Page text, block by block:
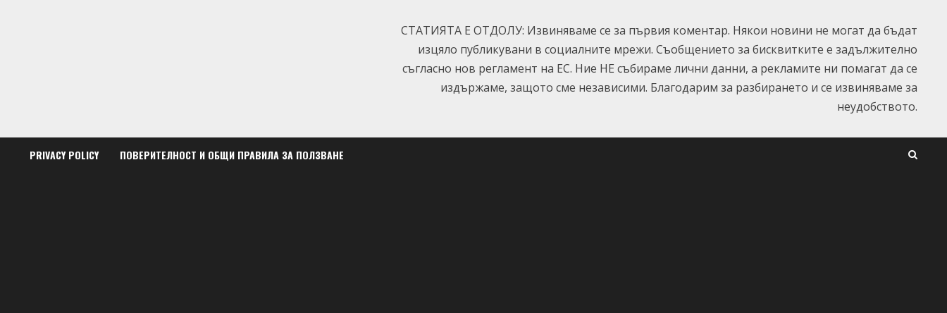
СТАТИЯТА Е ОТДОЛУ: Извиняваме се за първия коментар. Някои новини не могат да бъдат
изцяло публикувани в социалните мрежи. Съобщението за бисквитките е задължително
съгласно нов регламент на ЕС. Ние НЕ събираме лични данни, а рекламите ни помагат да се
издържаме, защото сме независими. Благодарим за разбирането и се извиняваме за
неудобството.
PRIVACY POLICY ПОВЕРИТЕЛНОСТ И ОБЩИ ПРАВИЛА ЗА ПОЛЗВАНЕ